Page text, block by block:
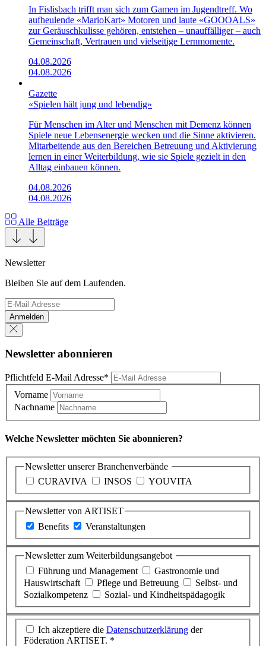
In Fislisbach trifft man sich zum Gamen im Jugendtreff. Wo
aufheulende «Mario­Kart»­ Motoren und laute «GOOOALS»
zur Geräuschkulisse gehören, entstehen – unauffälliger – auch
Gemeinschaft, Vertrauen und vielseitige Lernmomente.
04.08.2026
04.08.2026
Gazette
«Spielen hält jung und lebendig»
Für Menschen im Alter und Menschen mit Demenz können
Spiele neue Lebensenergie wecken und die Sinne aktivieren.
Mitarbeitende aus den Bereichen Betreuung und Aktivierung
lernen in einer Weiterbildung, wie sie Spiele gezielt in den
Alltag einbauen können.
04.08.2026
04.08.2026
Alle Beiträge
Newsletter
Bleiben Sie auf dem Laufenden.
Anmelden
Newsletter abonnieren
Pflichtfeld E-Mail Adresse*
Vorname
Nachname
Welche Newsletter möchten Sie abonnieren?
Newsletter unserer Branchenverbände
CURAVIVA
INSOS YOUVITA
Newsletter von ARTISET
Benefits
Veranstaltungen
Newsletter zum Weiterbildungsangebot
Führung und Management
Gastronomie und
Hauswirtschaft
Pflege und Betreuung
Selbst- und
Sozialkompetenz
Sozial- und Kindheitspädagogik
Ich akzeptiere die Datenschutzerklärung der
Föderation ARTISET. *